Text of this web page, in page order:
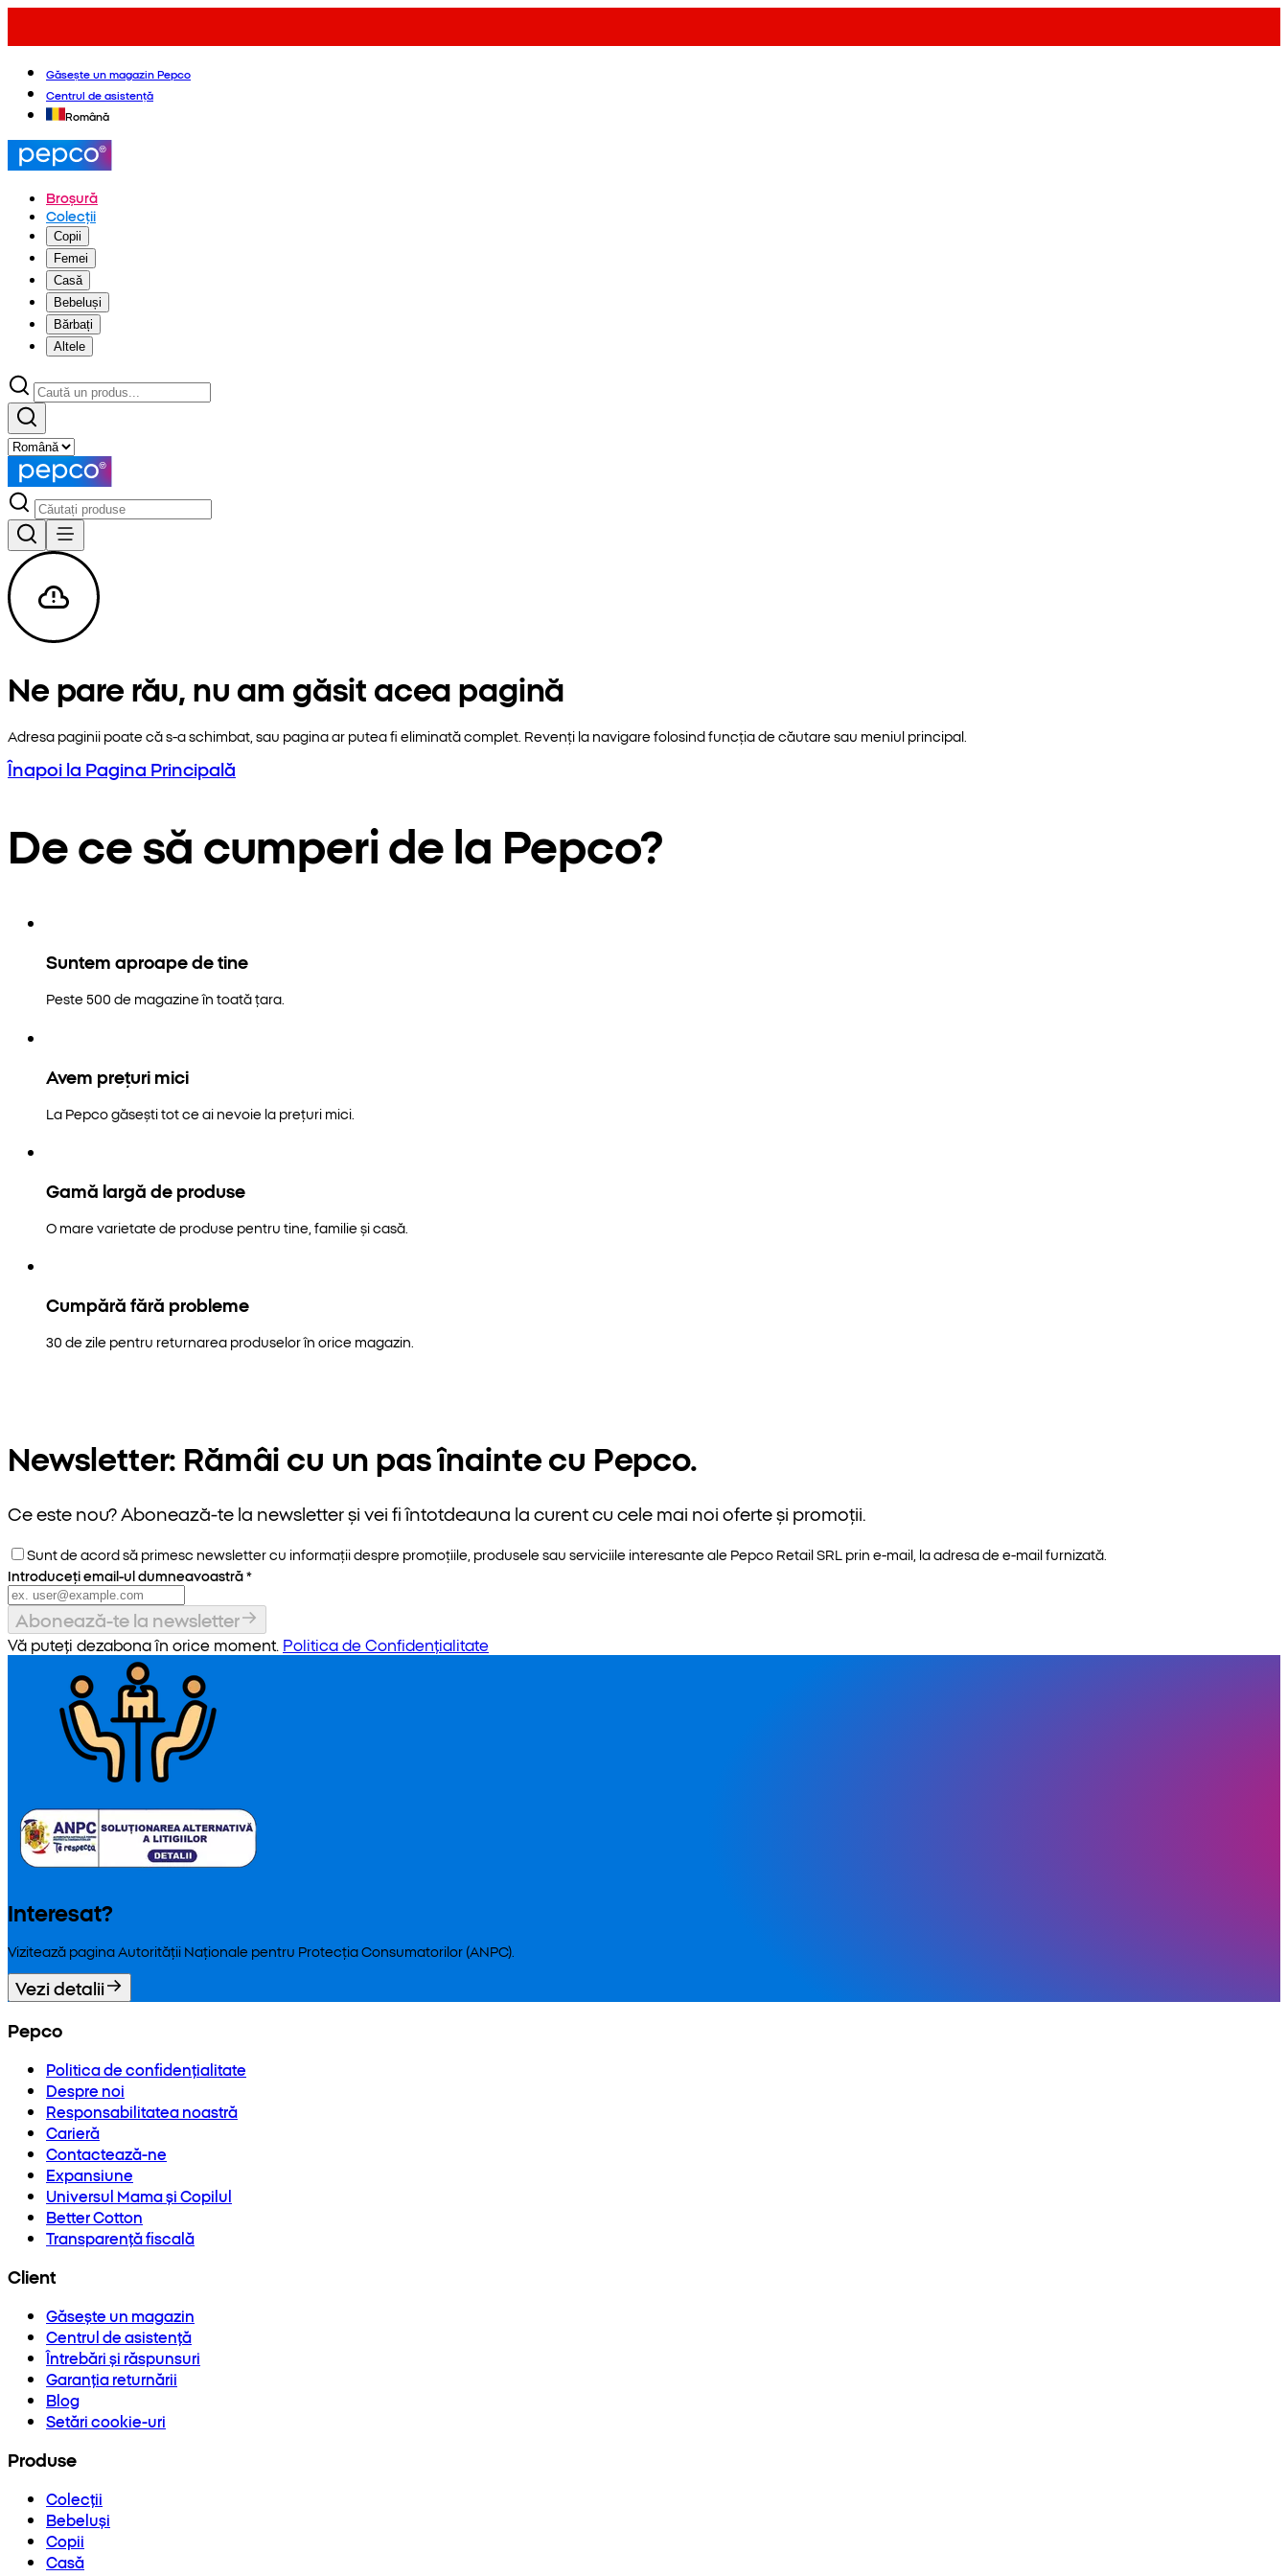
Găsește un magazin Pepco
Centrul de asistență
Română
Broșură
Colecții
Copii
Femei
Casă
Bebeluși
Bărbați
Altele
Ne pare rău, nu am găsit acea pagină
Adresa paginii poate că s-a schimbat, sau pagina ar putea fi eliminată complet. Revenți la navigare folosind funcția de căutare sau meniul principal.
Înapoi la Pagina Principală
De ce să cumperi de la Pepco?
Suntem aproape de tine
Peste 500 de magazine în toată țara.
Avem prețuri mici
La Pepco găsești tot ce ai nevoie la prețuri mici.
Gamă largă de produse
O mare varietate de produse pentru tine, familie și casă.
Cumpără fără probleme
30 de zile pentru returnarea produselor în orice magazin.
Newsletter: Rămâi cu un pas înainte cu Pepco.
Ce este nou? Abonează-te la newsletter și vei fi întotdeauna la curent cu cele mai noi oferte și promoții.
Sunt de acord să primesc newsletter cu informații despre promoțiile, produsele sau serviciile interesante ale Pepco Retail SRL prin e-mail, la adresa de e-mail furnizată.
Introduceți email-ul dumneavoastră*
Abonează-te la newsletter
Vă puteți dezabona în orice moment. Politica de Confidențialitate
Interesat?
Vizitează pagina Autorității Naționale pentru Protecția Consumatorilor (ANPC).
Vezi detalii
Pepco
Politica de confidențialitate
Despre noi
Responsabilitatea noastră
Carieră
Contactează-ne
Expansiune
Universul Mama și Copilul
Better Cotton
Transparență fiscală
Client
Găsește un magazin
Centrul de asistență
Întrebări și răspunsuri
Garanția returnării
Blog
Setări cookie-uri
Produse
Colecții
Bebeluși
Copii
Casă